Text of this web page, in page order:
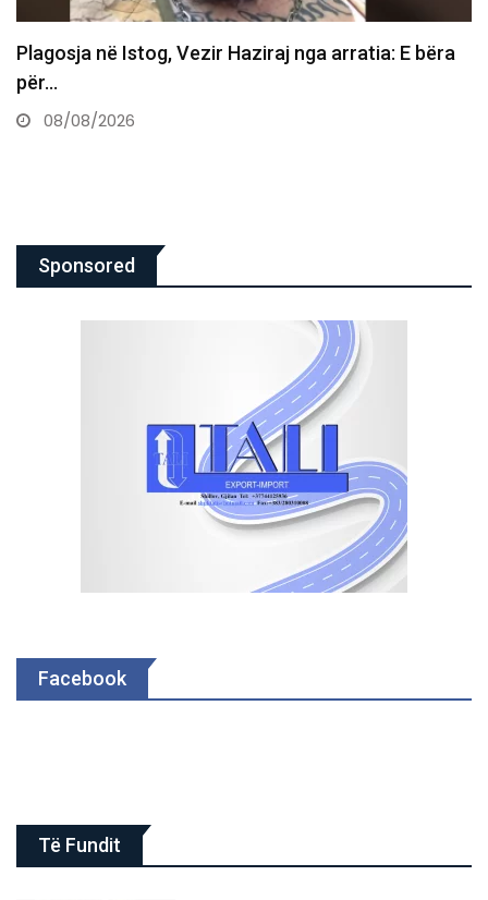
Vdes ish-luftëtari i UÇK-së Avni Hoxha
Sponsored
Facebook
Të Fundit